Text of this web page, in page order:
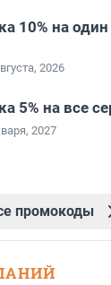
10% на
2026
5% на все
2027
промокоды